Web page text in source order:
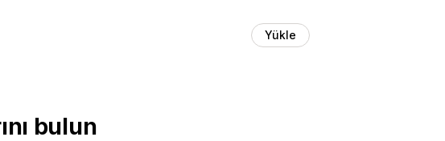
Yükle
bulun